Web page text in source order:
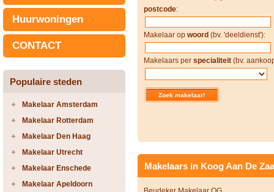
Huurwoningen
CONTACT
Populaire steden
Makelaar Amsterdam
Makelaar Rotterdam
Makelaar Den Haag
Makelaar Utrecht
Makelaar Enschede
Makelaar Apeldoorn
postcode:
Makelaar op woord (bv. 'deeldienst'):
Makelaars per specialiteit (bv.
Makelaars in Koog Aan De